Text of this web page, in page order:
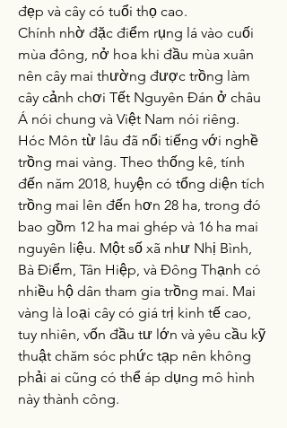
đẹp và cây có tuổi thọ cao.
Chính nhờ đặc điểm rụng lá vào cuối
mùa đông, nở hoa khi đầu mùa xuân
nên cây mai thường được trồng làm
cây cảnh chơi Tết Nguyên Đán ở châu
Á nói chung và Việt Nam nói riêng.
Hóc Môn từ lâu đã nổi tiếng với nghề
trồng mai vàng. Theo thống kê, tính
đến năm 2018, huyện có tổng diện tích
trồng mai lên đến hơn 28 ha, trong đó
bao gồm 12 ha mai ghép và 16 ha mai
nguyên liệu. Một số xã như Nhị Bình,
Bà Điểm, Tân Hiệp, và Đông Thạnh có
nhiều hộ dân tham gia trồng mai. Mai
vàng là loại cây có giá trị kinh tế cao,
tuy nhiên, vốn đầu tư lớn và yêu cầu kỹ
thuật chăm sóc phức tạp nên không
phải ai cũng có thể áp dụng mô hình
này thành công.